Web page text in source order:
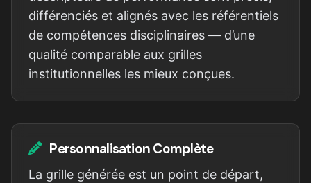
différenciés et alignés avec les référentiels
de compétences disciplinaires — d’une
qualité comparable aux grilles
institutionnelles les mieux conçues.
Personnalisation Complète
La grille générée est un point de départ,